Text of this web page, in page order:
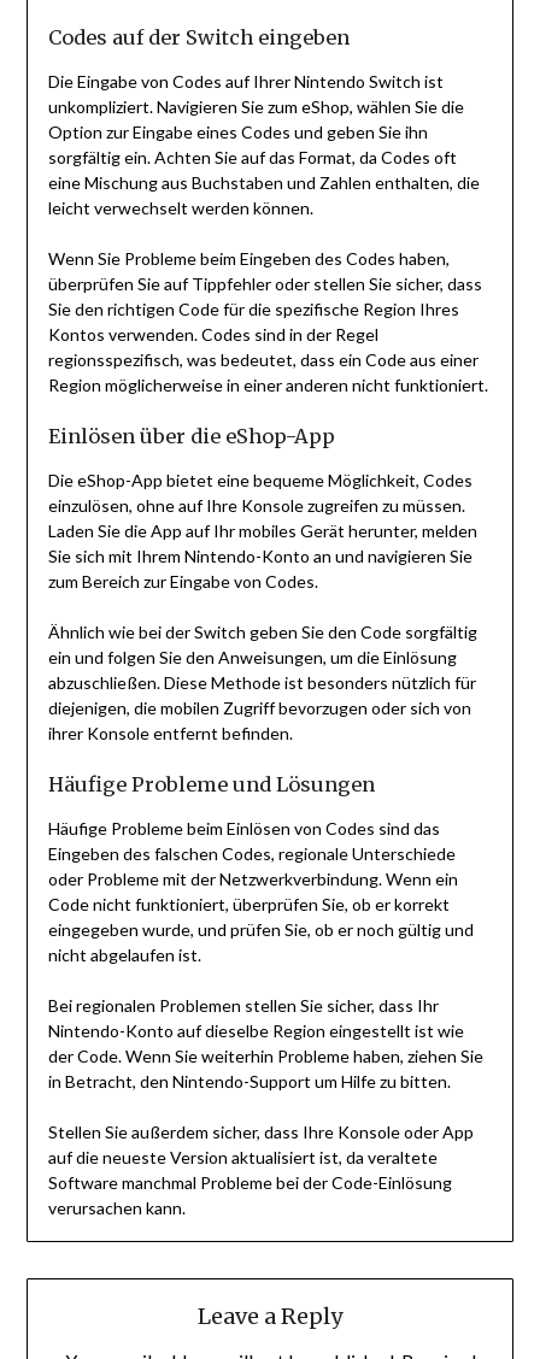
Codes auf der Switch eingeben
Die Eingabe von Codes auf Ihrer Nintendo Switch ist
unkompliziert. Navigieren Sie zum eShop, wählen Sie die
Option zur Eingabe eines Codes und geben Sie ihn
sorgfältig ein. Achten Sie auf das Format, da Codes oft
eine Mischung aus Buchstaben und Zahlen enthalten, die
leicht verwechselt werden können.
Wenn Sie Probleme beim Eingeben des Codes haben,
überprüfen Sie auf Tippfehler oder stellen Sie sicher, dass
Sie den richtigen Code für die spezifische Region Ihres
Kontos verwenden. Codes sind in der Regel
regionsspezifisch, was bedeutet, dass ein Code aus einer
Region möglicherweise in einer anderen nicht funktioniert.
Einlösen über die eShop-App
Die eShop-App bietet eine bequeme Möglichkeit, Codes
einzulösen, ohne auf Ihre Konsole zugreifen zu müssen.
Laden Sie die App auf Ihr mobiles Gerät herunter, melden
Sie sich mit Ihrem Nintendo-Konto an und navigieren Sie
zum Bereich zur Eingabe von Codes.
Ähnlich wie bei der Switch geben Sie den Code sorgfältig
ein und folgen Sie den Anweisungen, um die Einlösung
abzuschließen. Diese Methode ist besonders nützlich für
diejenigen, die mobilen Zugriff bevorzugen oder sich von
ihrer Konsole entfernt befinden.
Häufige Probleme und Lösungen
Häufige Probleme beim Einlösen von Codes sind das
Eingeben des falschen Codes, regionale Unterschiede
oder Probleme mit der Netzwerkverbindung. Wenn ein
Code nicht funktioniert, überprüfen Sie, ob er korrekt
eingegeben wurde, und prüfen Sie, ob er noch gültig und
nicht abgelaufen ist.
Bei regionalen Problemen stellen Sie sicher, dass Ihr
Nintendo-Konto auf dieselbe Region eingestellt ist wie
der Code. Wenn Sie weiterhin Probleme haben, ziehen Sie
in Betracht, den Nintendo-Support um Hilfe zu bitten.
Stellen Sie außerdem sicher, dass Ihre Konsole oder App
auf die neueste Version aktualisiert ist, da veraltete
Software manchmal Probleme bei der Code-Einlösung
verursachen kann.
Leave a Reply